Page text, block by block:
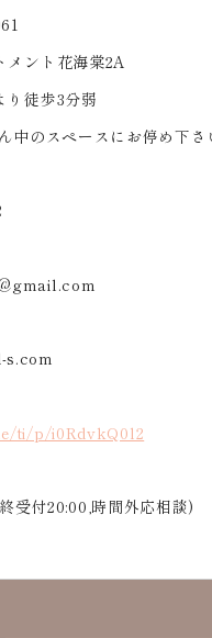
メント花海棠2A
り徒歩3分弱
中のスペースにお停め下さ
s.com
ti/p/i0RdvkQ0l2
受付20:00,時間外応相談)